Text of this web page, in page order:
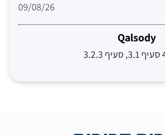
09/08/26
Qalsody